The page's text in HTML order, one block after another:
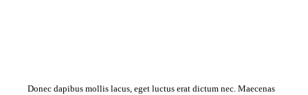
Donec dapibus mollis lacus, eget luctus erat dictum nec. Maecenas